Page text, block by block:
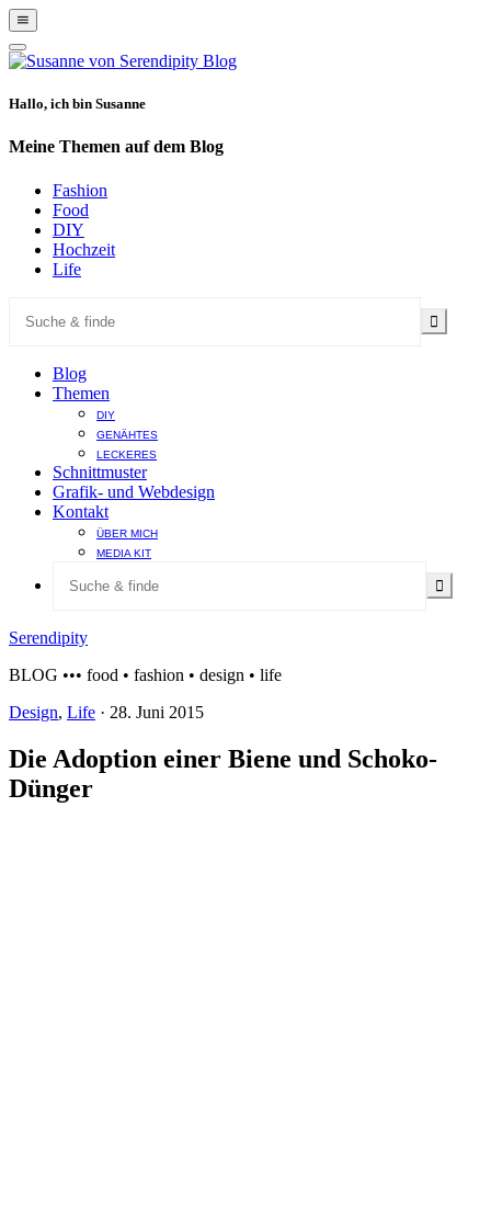
Show
Offscreen
Content
Hide
Offscreen
Hallo, ich bin Susanne
Meine Themen auf dem Blog
Fashion
Food
DIY
Hochzeit
Life
Blog
Themen
DIY
GENÄHTES
LECKERES
Schnittmuster
Grafik- und Webdesign
Kontakt
ÜBER MICH
MEDIA KIT
Serendipity
BLOG ••• food • fashion • design • life
Design, Life · 28. Juni 2015
Die Adoption einer Biene und Schoko-
Dünger